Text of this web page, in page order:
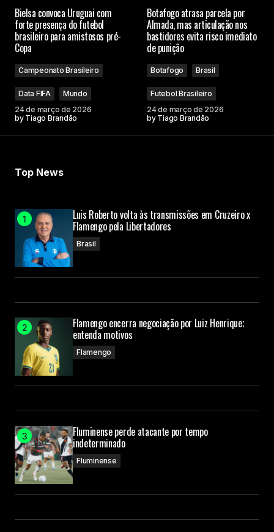
Bielsa convoca Uruguai com
forte presença do futebol
brasileiro para amistosos pré-
Copa
Campeonato Brasileiro
Data FIFA
Mundo
24 de março de 2026
by Tiago Brandão
Botafogo atrasa parcela por
Almada, mas articulação nos
bastidores evita risco imediato
de punição
Botafogo Brasil
Futebol Brasileiro
24 de março de 2026
by Tiago Brandão
Top News
Luis Roberto volta às transmissões em Cruzeiro x
Flamengo pela Libertadores
Brasil
Flamengo encerra negociação por Luiz Henrique;
entenda motivos
Flamengo
Fluminense perde atacante por tempo
indeterminado
Fluminense